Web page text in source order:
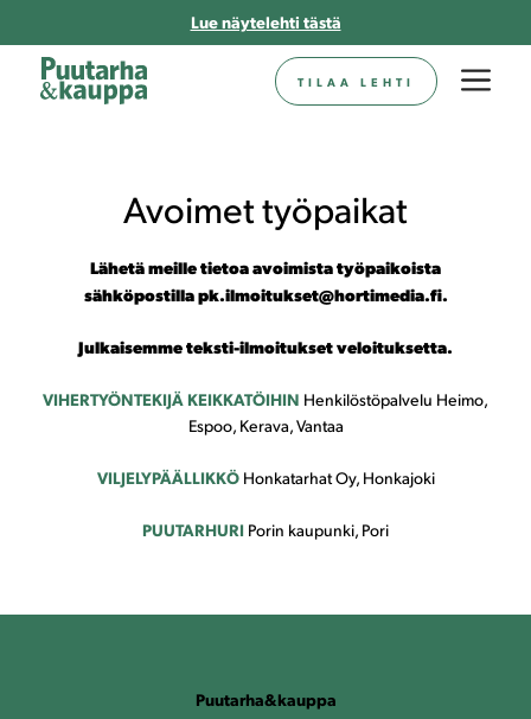
Lue näytelehti tästä
TILAA LEHTI
Avoimet työpaikat
Lähetä meille tietoa avoimista työpaikoista
sähköpostilla pk.ilmoitukset@hortimedia.fi.
Julkaisemme teksti-ilmoitukset veloituksetta.
VIHERTYÖNTEKIJÄ KEIKKATÖIHIN Henkilöstöpalvelu Heimo,
Espoo, Kerava, Vantaa
VILJELYPÄÄLLIKKÖHonkatarhat Oy, Honkajoki
PUUTARHURI Porin kaupunki, Pori
Puutarha&kauppa